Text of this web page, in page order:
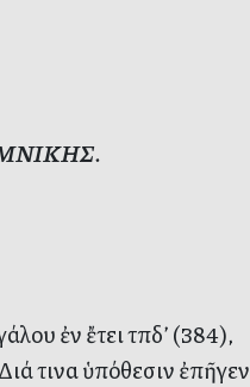
ἐν ἔτει τπδ’ (384),
τινα ὑπόθεσιν ἐπῆγεν